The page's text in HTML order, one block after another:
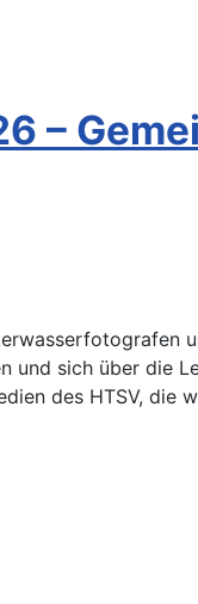
–
und sich über die
des HTSV, die